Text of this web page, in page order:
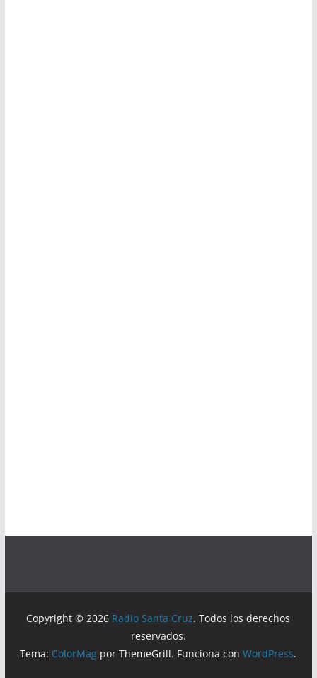
Copyright © 2026 Radio Santa Cruz. Todos los derechos
reservados.
Tema: ColorMag por ThemeGrill. Funciona conWordPress.